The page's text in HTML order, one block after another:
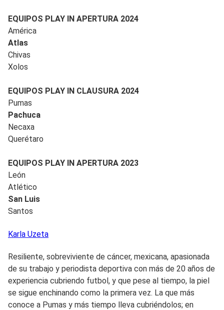
EQUIPOS PLAY IN APERTURA 2024
América
Atlas
Chivas
Xolos
EQUIPOS PLAY IN CLAUSURA 2024
Pumas
Pachuca
Necaxa
Querétaro
EQUIPOS PLAY IN APERTURA 2023
León
Atlético
San Luis
Santos
Karla Uzeta
Resiliente, sobreviviente de cáncer, mexicana, apasionada
de su trabajo y periodista deportiva con más de 20 años de
experiencia cubriendo futbol, y que pese al tiempo, la piel
se sigue enchinando como la primera vez. La que más
conoce a Pumas y más tiempo lleva cubriéndolos; en